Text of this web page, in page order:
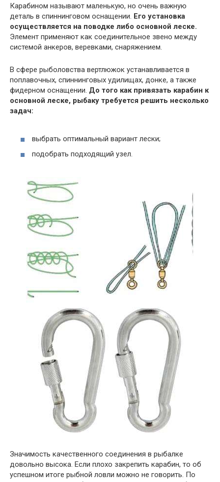
Карабином называют маленькую, но очень важную
деталь в спиннинговом оснащении. Его установка
осуществляется на поводке либо основной леске.
Элемент применяют как соединительное звено между
системой анкеров, веревками, снаряжением.
В сфере рыболовства вертлюжок устанавливается в
поплавочных, спиннинговых удилищах, донке, а также
фидерном оснащении. До того как привязать карабин к
основной леске, рыбаку требуется решить несколько
задач:
выбрать оптимальный вариант лески;
подобрать подходящий узел.
Значимость качественного соединения в рыбалке
довольно высока. Если плохо закрепить карабин, то об
успешном итоге рыбной ловли можно не говорить. По